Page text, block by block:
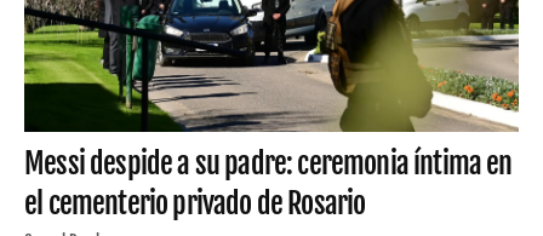
Messi despide a su padre: ceremonia íntima en
el cementerio privado de Rosario